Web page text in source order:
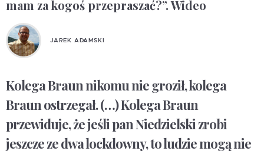
mam za kogoś przepraszać?”. Wideo
JAREK ADAMSKI
Kolega Braun nikomu nie groził, kolega
Braun ostrzegał. (…) Kolega Braun
przewiduje, że jeśli pan Niedzielski zrobi
jeszcze ze dwa lockdowny, to ludzie mogą nie